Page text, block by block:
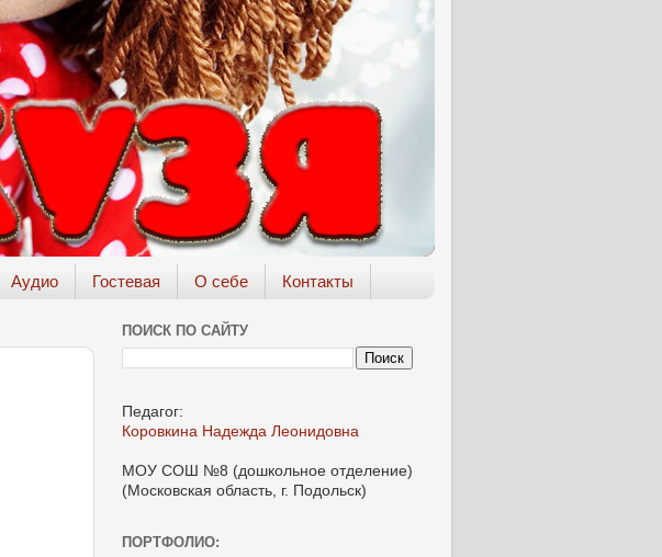
Аудио Гостевая О себе Контакты
ПОИСК ПО САЙТУ
Педагог:
Коровкина Надежда Леонидовна
МОУ СОШ №8 (дошкольное отделение)
(Московская область, г. Подольск)
ПОРТФОЛИО: